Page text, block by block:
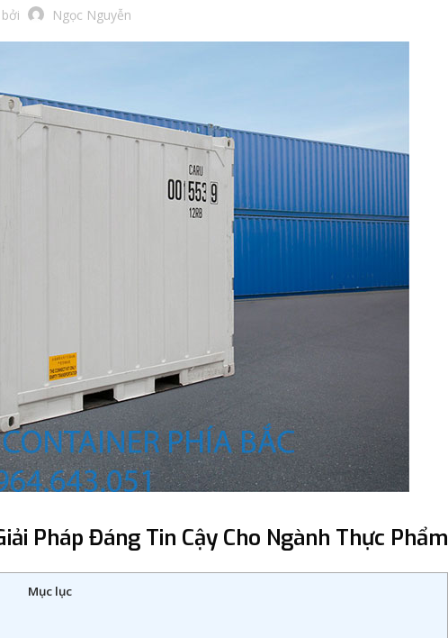
Ngọc Nguyễn
Pháp Đáng Tin Cậy Cho Ngành Thực Phẩm
Mục lục